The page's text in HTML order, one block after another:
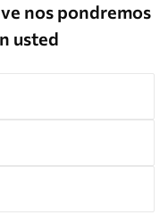
nos pondremos
usted